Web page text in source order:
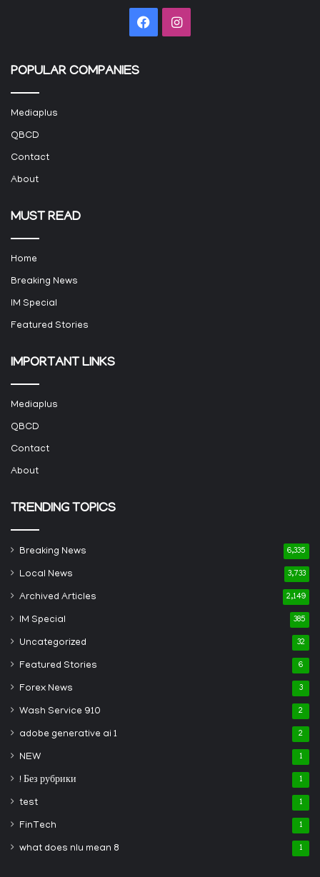
FacebookInstagram
POPULAR COMPANIES
Mediaplus
QBCD
Contact
About
MUST READ
Home
Breaking News
IM Special
Featured Stories
IMPORTANT LINKS
Mediaplus
QBCD
Contact
About
TRENDING TOPICS
Breaking News 6,335
Local News 3,733
Archived Articles 2,149
IM Special 385
Uncategorized 32
Featured Stories 6
Forex News 3
Wash Service 910 2
adobe generative ai 1 2
NEW 1
! Без рубрики 1
test 1
FinTech 1
what does nlu mean 8 1